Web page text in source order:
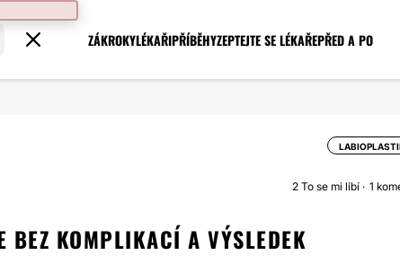
ZÁKROKYLÉKAŘIPŘÍBĚHYZEPTEJTE SE LÉKAŘEPŘED A PO
2 To se mi líbí 1
BEZ KOMPLIKACÍ A VÝSLEDEK